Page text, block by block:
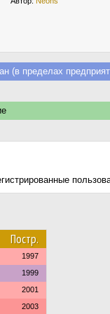
(в пределах
Постр.
1997
1999
2001
2003